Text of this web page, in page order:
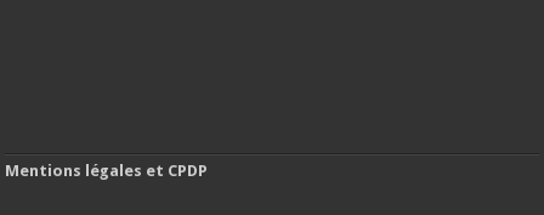
Mentions légales et CPDP